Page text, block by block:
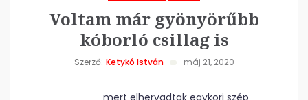
Voltam már gyönyörűbb
kóborló csillag is
Szerző: Ketykó István máj 21, 2020
mert elhervadtak egykori szép